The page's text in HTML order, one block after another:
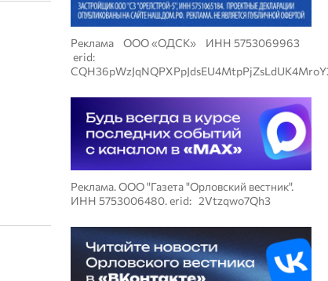
Реклама ООО «ОДСК» ИНН 5753069963
erid:
Реклама. ООО "Газета "Орловский вестник".
ИНН 5753006480. erid: 2Vtzqwo7Qh3